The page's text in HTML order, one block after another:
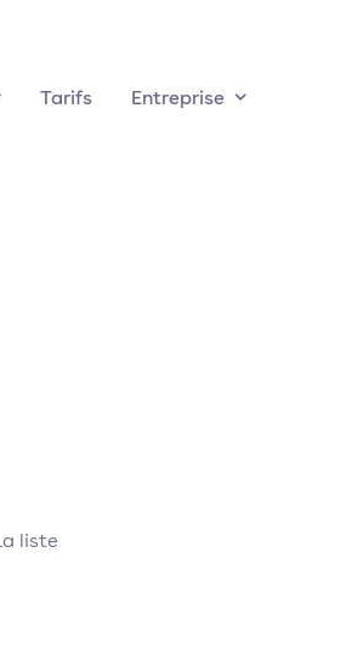
Tarifs Entreprise
liste